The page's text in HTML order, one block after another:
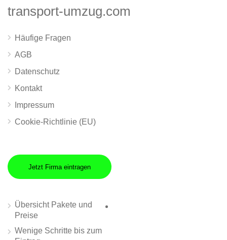
transport-umzug.com
Häufige Fragen
AGB
Datenschutz
Kontakt
Impressum
Cookie-Richtlinie (EU)
Jetzt Firma eintragen
Übersicht Pakete und
Preise
Wenige Schritte bis zum